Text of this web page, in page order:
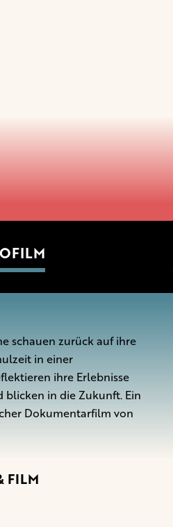
schauen zurück auf ihre
in einer
ihre Erlebnisse
blicken in die Zukunft. Ein
Dokumentarfilm von
FILM